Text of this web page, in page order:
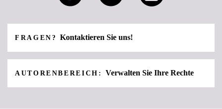
FRAGEN?Kontaktieren Sie uns!
AUTORENBEREICH:Verwalten Sie Ihre Rechte